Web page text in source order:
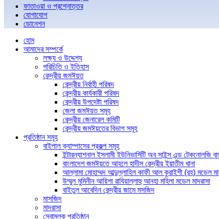
ফাতাওয়া ও প্রশ্নোত্তর
যোগাযোগ
ডোনেশন
হোম
আমাদের সম্পর্কে
লক্ষ্য ও উদ্দেশ্য
পরিচিতি ও ইতিহাস
কেন্দ্রীয় জমঈয়ত
কেন্দ্রীয় নির্বাহী পরিষদ
কেন্দ্রীয় কার্যকারী পরিষদ
কেন্দ্রীয় উপদেষ্টা পরিষদ
জেলা জমঈয়ত সমূহ
কেন্দ্রীয় জেনারেল কমিটি
কেন্দ্রীয় জমঈয়তের বিভাগ সমূহ
প্রতিষ্ঠান সমূহ
বাইপাল ক্যাম্পাসের প্রকল্প সমূহ
ইন্টারন্যাশনাল ইসলামী ইউনিভার্সিটি অব সাইন্স এন্ড টেকনোলজি
বাংলাদেশ জমঈয়তে আহলে হাদীস কেন্দ্রীয় ইয়াতীম খানা
আল্লামা মোহাম্মদ আব্দুল্লাহিল কাফী আল কুরাইশী (রহ) মডেল
উম্মুল মুমিনীন আয়িশা রাযিয়াল্লাহু আনহা মহিলা মডেল মাদরাসা
বাইতুল আবেদিন কেন্দ্রীয় জামে মসজিদ
মাসজিদ
মাদরাসা
সেবামূলক প্রতিষ্ঠান